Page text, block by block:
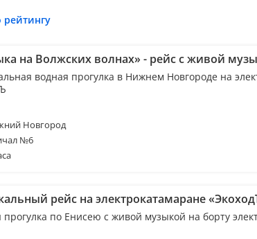
рейтингу
на Волжских волнах» - рейс с живой
водная прогулка в Нижнем Новгороде на
Новгород
№6
рейс на электрокатамаране
прогулка по Енисею с живой музыкой на борту